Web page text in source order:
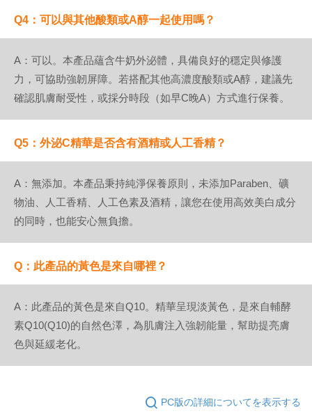
Q4：可以與其他酸類或A醇一起使用嗎？
A：可以。本產品蘊含牛奶外泌體，具備良好的穩定與修護
力，可協助強韌屏障。若搭配其他高濃度酸類或A醇，建議先
確認肌膚耐受性，或採分時段（如早C晚A）方式進行保養。
Q5：外泌C精華是否含有酒精或人工香精？
A：無添加。本產品秉持純淨保養原則，未添加Paraben、礦
物油、人工香精、人工色素及酒精，讓您在使用高效美白成分
的同時，也能安心無負擔。
Q：此產品的黃色是來自哪裡？
A：此產品的黃色是來自Q10。精華呈現淡黃色，是來自輔酵
素Q10(Q10)的自然色澤，為肌膚注入強韌能量，幫助提亮膚
色與延緩老化。
PC版の詳細についてを表示する